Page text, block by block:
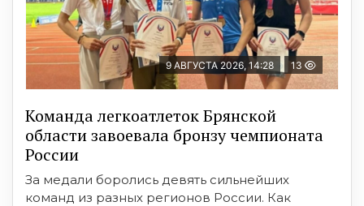
9 АВГУСТА 2026, 14:28 13
Команда легкоатлеток Брянской
области завоевала бронзу чемпионата
России
За медали боролись девять сильнейших
команд из разных регионов России. Как